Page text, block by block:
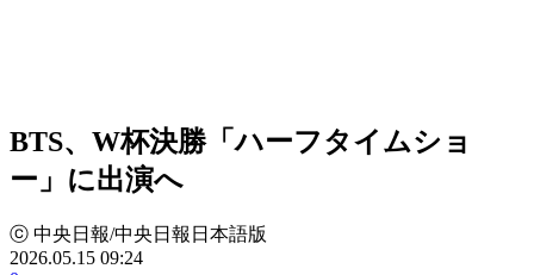
BTS、W杯決勝「ハーフタイムショ
ー」に出演へ
ⓒ 中央日報/中央日報日本語版
2026.05.15 09:24